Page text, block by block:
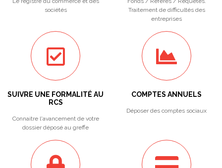
sociétés
Traitement de difficultés des
entreprises
SUIVRE UNE FORMALITÉ AU
RCS
Connaitre l'avancement de votre
dossier déposé au greffe
COMPTES ANNUELS
Déposer des comptes sociaux